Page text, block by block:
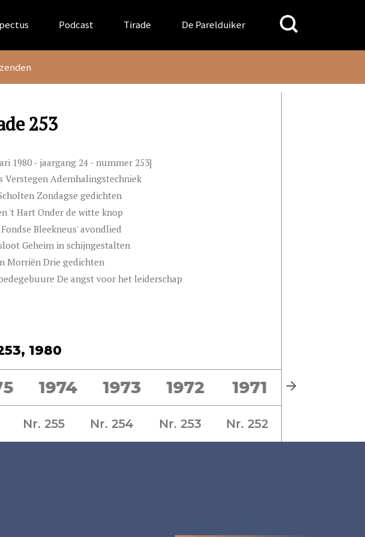
Podcast Tirade De Parelduiker
Search
for:
253
1980 - jaargang 24 - nummer 253]
Verstegen Ademhalingstechniek
Zondagse gedichten
't Hart Onder de witte knop
Bleekneus' avondlied
Geheim in schijngestalten
Morriën Drie gedichten
De angst voor het leiderschap
1980
1974 1973 1972 1971 1970
Nr. 255 Nr. 254 Nr. 253 Nr. 252